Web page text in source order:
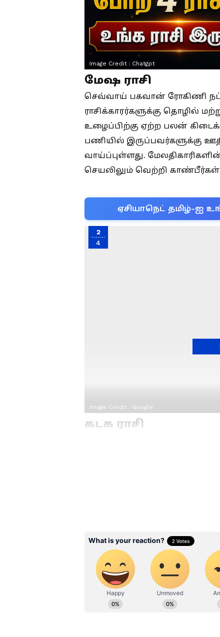
Image Credit : Chatgpt
மேஷ ராசி
செவ்வாய் பகவான் ரோகிணி
ராசிக்காரர்களுக்கு தொழில்
உழைப்பிற்கு ஏற்ற பலன்
பணியில் இருப்பவர்களுக்கு
வாய்ப்புள்ளது.
செயலிலும் வெற்றி
ஏசியாநெட் தமிழ்-ஐ
2
4
Image Credit : Google
கடக ராசி
Related Articles
Kubera Kungumam :
நாட்கள்